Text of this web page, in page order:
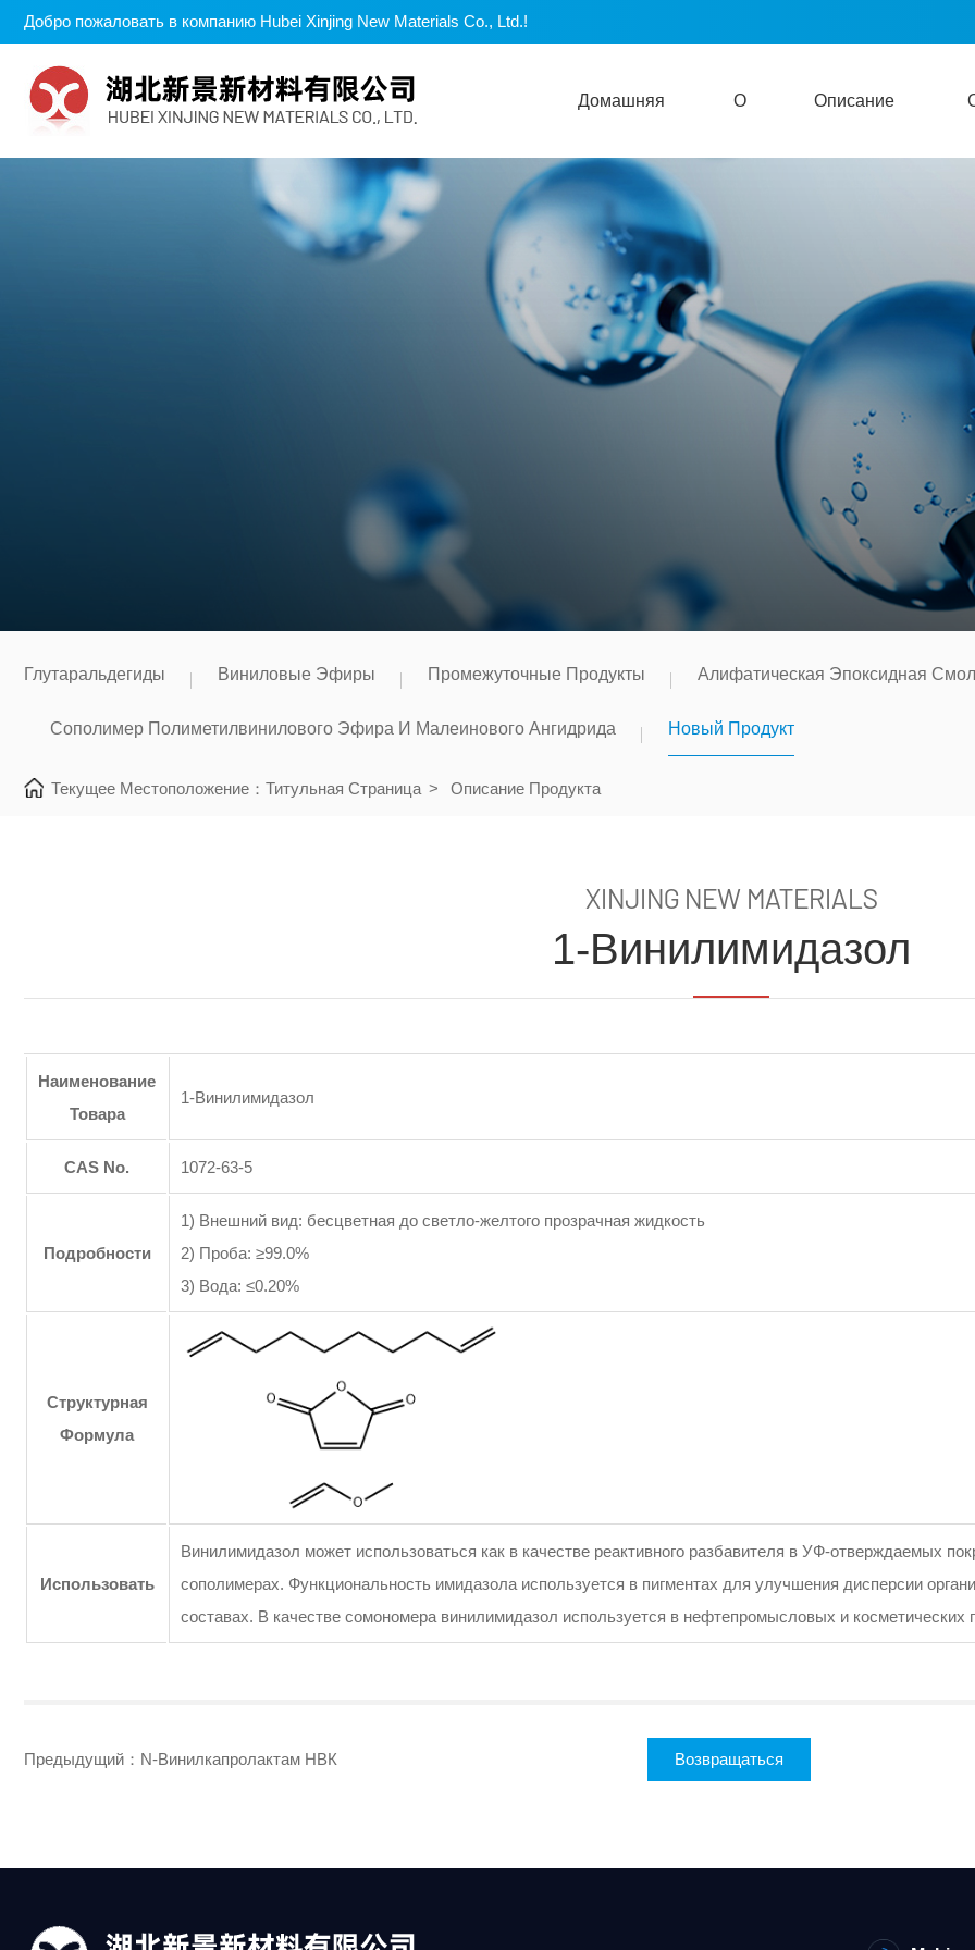
Добро пожаловать в компанию Hubei Xinjing New Materials Co., Ltd.!
Домашняя
Страница
О
Синьцзине
Описание
Продукта
Глутаральдегиды Виниловые Эфиры Промежуточные Продукты Алифатическая Эпоксидная
Сополимер Полиметилвинилового Эфира И Малеинового Ангидрида Новый Продукт
Текущее Местоположение： Титульная Страница > Описание Продукта
XINJING NEW MATERIALS
1-Винилимидазол
Наименование
Товара
1-Винилимидазол
CAS No. 1072-63-5
Подробности
1) Внешний вид: бесцветная до светло-желтого прозрачная жидкость
2) Проба: ≥99.0%
3) Вода: ≤0.20%
Структурная
Формула
Использовать
Винилимидазол может использоваться как в качестве реактивного разбавителя в УФ-отверждаемых
сополимерах. Функциональность имидазола используется в пигментах для улучшения дисперсии
составах. В качестве сомономера винилимидазол используется в нефтепромысловых и косметических
Предыдущий： N-Винилкапролактам НВК Возвращаться